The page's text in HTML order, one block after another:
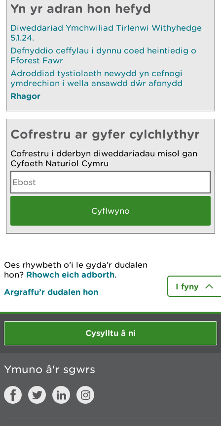
Yn yr adran hon hefyd
Diweddariad Ymchwiliad Tirlenwi Withyhedge
5.1.24.
Defnyddio ceffylau i dynnu coed heintiedig o
Fforest Fawr
Adroddiad tystiolaeth newydd yn cefnogi
ymdrechion i wella ansawdd dŵr afonydd
Rhagor
Cofrestru ar gyfer cylchlythyr
Cofrestru i dderbyn diweddariadau misol gan
Cyfoeth Naturiol Cymru
Oes rhywbeth o’i le gyda’r dudalen
hon? Rhowch eich adborth.
Argraffu’r dudalen hon
I fyny
Cysylltu â ni
Ymuno â'r sgwrs